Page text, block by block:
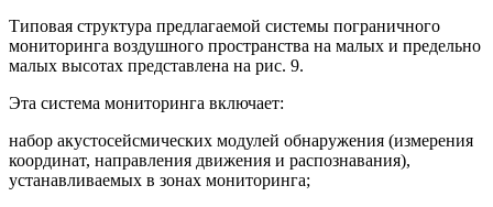
Типовая структура предлагаемой системы пограничного
мониторинга воздушного пространства на малых и предельно
малых высотах представлена на рис. 9.
Эта система мониторинга включает:
набор акустосейсмических модулей обнаружения (измерения
координат, направления движения и распознавания),
устанавливаемых в зонах мониторинга;